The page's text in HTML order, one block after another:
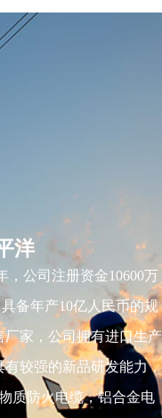
洋
，公司注册资金10600万
备年产10亿人民币的规
家，公司拥有进口生产
较强的新品研发能力，
质防火电缆，铝合金电